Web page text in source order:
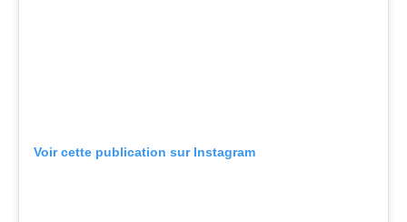
Voir cette publication sur Instagram